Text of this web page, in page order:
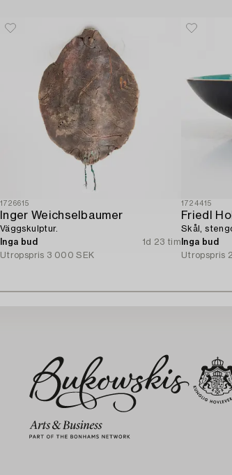
1726615
Inger Weichselbaumer
Väggskulptur.
Inga bud
1d 23 tim
Utropspris 3 000 SEK
1724415
Friedl
Skål,
Inga bud
Utropspris